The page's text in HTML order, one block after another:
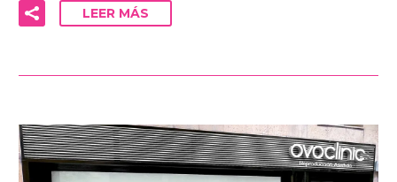
LEER MÁS